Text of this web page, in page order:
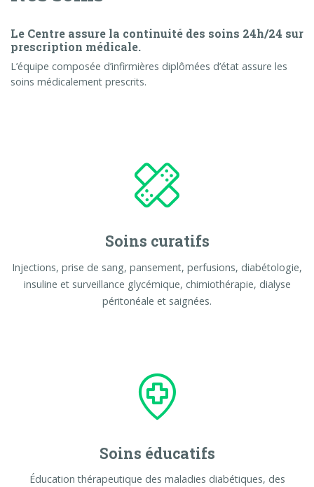
Le Centre assure la continuité des soins 24h/24 sur
prescription médicale.
L’équipe composée d’infirmières diplômées d’état assure les
soins médicalement prescrits.
Soins curatifs
Injections, prise de sang, pansement, perfusions, diabétologie,
insuline et surveillance glycémique, chimiothérapie, dialyse
péritonéale et saignées.
Soins éducatifs
Éducation thérapeutique des maladies diabétiques, des